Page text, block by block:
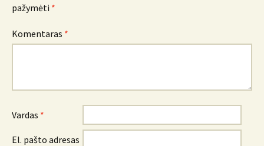
pažymėti *
Komentaras *
Vardas *
El. pašto adresas